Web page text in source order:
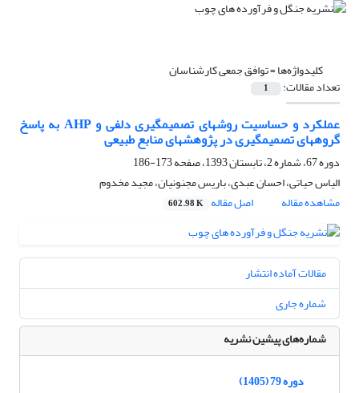
کلیدواژه‌ها =توافق جمعی کارشناسان
تعداد مقالات: 1
عملکرد و حساسیت روش‏های تصمیم‏گیری دلفی و AHP به پاسخ
گروه‏های تصمیم‏گیری در پژوهش‏های منابع طبیعی
دوره 67، شماره 2، تابستان 1393، صفحه
173-186
الیاس حیاتی، احسان عبدی، باریس مجنونیان، مجید مخدوم
مشاهده مقاله
اصل مقاله 602.98 K
مقالات آماده انتشار
شماره جاری
شماره‌های پیشین نشریه
دوره 79 (1405)